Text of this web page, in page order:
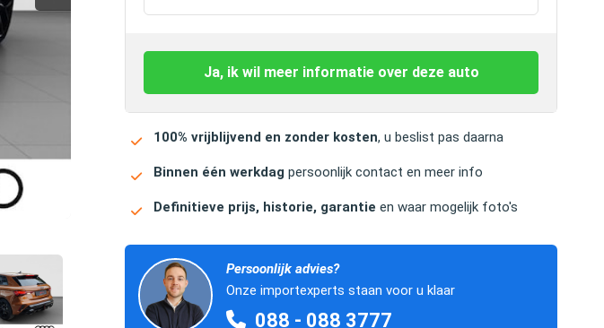
Ja, ik wil meer informatie over deze auto
100% vrijblijvend en zonder kosten, u beslist pas daarna
Binnen één werkdag persoonlijk contact en meer info
Definitieve prijs, historie, garantie en waar mogelijk foto's
Persoonlijk advies?
Onze importexperts staan voor u klaar
088 - 088 3777